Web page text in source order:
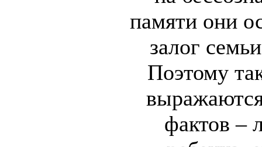
памяти они
залог
Поэтому
фактов –